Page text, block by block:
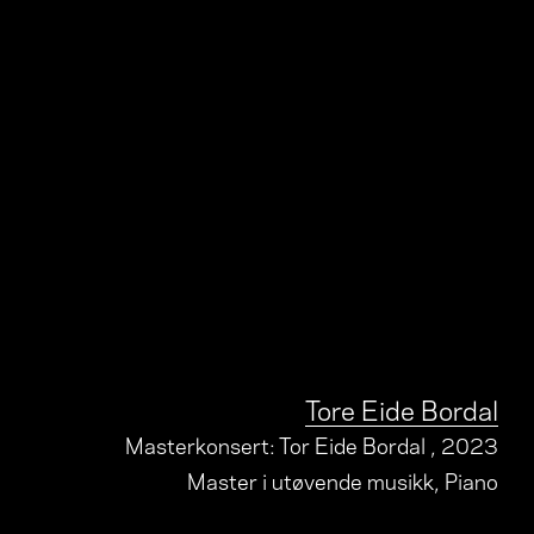
Tore Eide Bordal
Masterkonsert: Tor Eide Bordal , 2023
Master i utøvende musikk, Piano